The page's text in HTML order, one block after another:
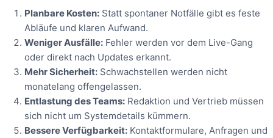
Planbare Kosten: Statt spontaner Notfälle gibt es feste
Abläufe und klaren Aufwand.
Weniger Ausfälle: Fehler werden vor dem Live-Gang
oder direkt nach Updates erkannt.
Mehr Sicherheit: Schwachstellen werden nicht
monatelang offengelassen.
Entlastung des Teams: Redaktion und Vertrieb müssen
sich nicht um Systemdetails kümmern.
Bessere Verfügbarkeit: Kontaktformulare, Anfragen und